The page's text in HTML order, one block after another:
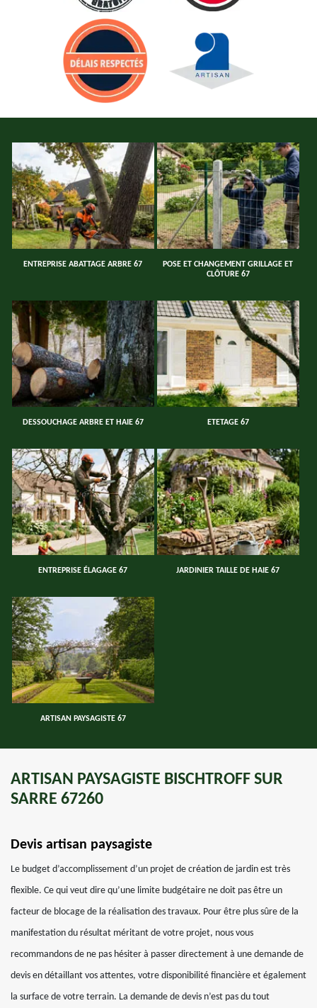
ENTREPRISE ABATTAGE ARBRE 67
POSE ET CHANGEMENT GRILLAGE ET
CLÔTURE 67
DESSOUCHAGE ARBRE ET HAIE 67 ETETAGE 67
ENTREPRISE ÉLAGAGE 67 JARDINIER TAILLE DE HAIE 67
ARTISAN PAYSAGISTE 67
ARTISAN PAYSAGISTE BISCHTROFF SUR
SARRE 67260
Devis artisan paysagiste
Le budget d’accomplissement d’un projet de création de jardin est très
flexible. Ce qui veut dire qu’une limite budgétaire ne doit pas être un
facteur de blocage de la réalisation des travaux. Pour être plus sûre de la
manifestation du résultat méritant de votre projet, nous vous
recommandons de ne pas hésiter à passer directement à une demande de
devis en détaillant vos attentes, votre disponibilité financière et également
la surface de votre terrain. La demande de devis n’est pas du tout